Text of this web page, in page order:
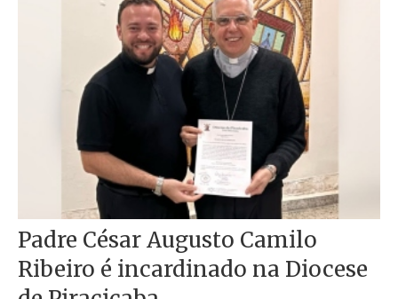
Padre César Augusto Camilo
Ribeiro é incardinado na Diocese